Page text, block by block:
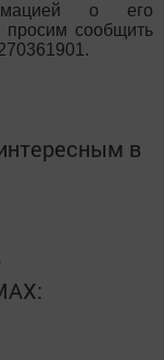
о его
просим сообщить
в